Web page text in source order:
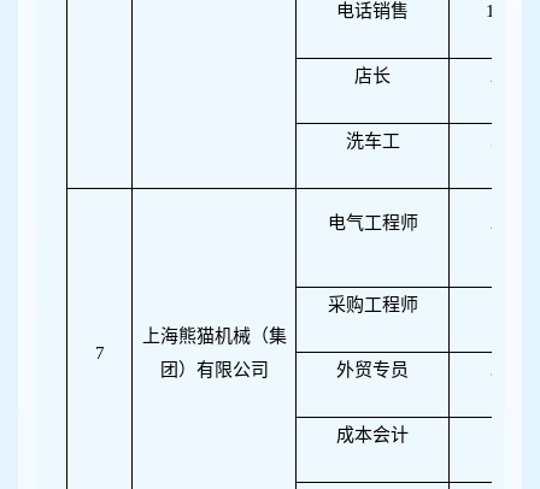
电话销售 10
店长 2
洗车工 5
7
上海熊猫机械（集
团）有限公司
电气工程师 2
采购工程师
外贸专员 3
成本会计